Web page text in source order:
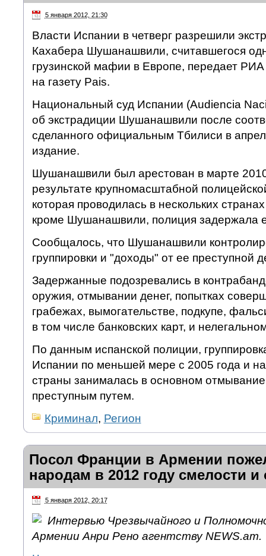
5 января 2012, 21:30
Власти Испании в четверг разрешили
Кахабера Шушанашвили, считавшегося
грузинской мафии в Европе, передает
на газету Pais.
Национальный суд Испании (Audiencia
об экстрадиции Шушанашвили после
сделанного официальным Тбилиси в
издание.
Шушанашвили был арестован в марте
результате крупномасштабной
которая проводилась в нескольких
кроме Шушанашвили, полиция задержала
Сообщалось, что Шушанашвили
группировки и "доходы" от ее преступной
Задержанные подозревались в
оружия, отмывании денег, попытках
грабежах, вымогательстве, подкупе,
в том числе банковских карт, и
По данным испанской полиции,
Испании по меньшей мере с 2005 года и
страны занималась в основном
преступным путем.
Криминал, Регион
Посол Франции в Армении
народам в 2012 году смелости
5 января 2012, 20:17
Интервью Чрезвычайного и
Армении Анри Рено агентству NEWS.am.